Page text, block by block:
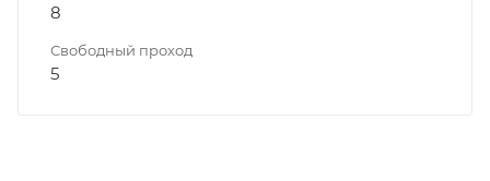
8
Свободный проход
5